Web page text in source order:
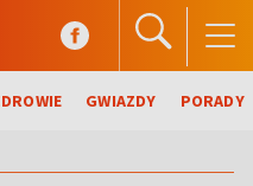
GWIAZDY PORADY